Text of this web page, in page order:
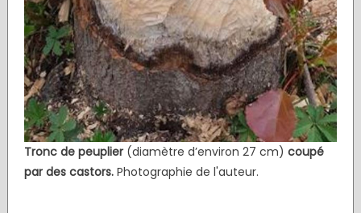
Tronc de peuplier (diamètre d’environ 27 cm) coupé
par des castors. Photographie de l'auteur.